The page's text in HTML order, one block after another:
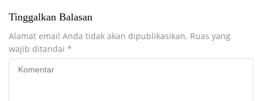
Tinggalkan Balasan
Alamat email Anda tidak akan dipublikasikan. Ruas yang
wajib ditandai *